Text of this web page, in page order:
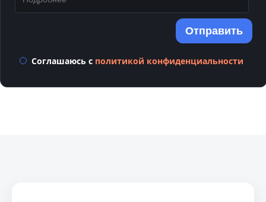
Соглашаюсь с политикой конфиденциальности
Отправить